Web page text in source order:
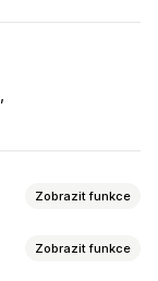
Zobrazit funkce
Zobrazit funkce